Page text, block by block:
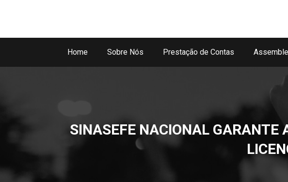
Home Sobre Nós Prestação de Contas
SINASEFE NACIONAL GARANTE